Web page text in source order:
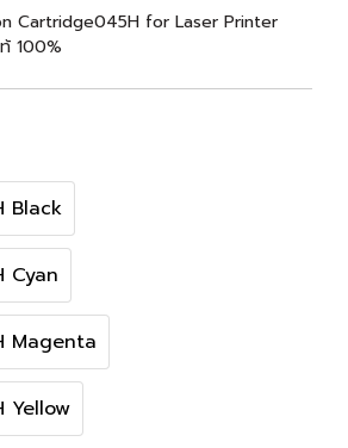
Cartridge045H for Laser Printer
100%
Black
Cyan
Magenta
Yellow